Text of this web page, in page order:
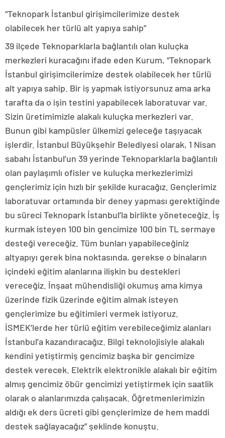
“Teknopark İstanbul girişimcilerimize destek
olabilecek her türlü alt yapıya sahip”
39 ilçede Teknoparklarla bağlantılı olan kuluçka
merkezleri kuracağını ifade eden Kurum, “Teknopark
İstanbul girişimcilerimize destek olabilecek her türlü
alt yapıya sahip. Bir iş yapmak istiyorsunuz ama arka
tarafta da o işin testini yapabilecek laboratuvar var.
Sizin üretimimizle alakalı kuluçka merkezleri var.
Bunun gibi kampüsler ülkemizi geleceğe taşıyacak
işlerdir. İstanbul Büyükşehir Belediyesi olarak, 1 Nisan
sabahı İstanbul’un 39 yerinde Teknoparklarla bağlantılı
olan paylaşımlı ofisler ve kuluçka merkezlerimizi
gençlerimiz için hızlı bir şekilde kuracağız. Gençlerimiz
laboratuvar ortamında bir deney yapması gerektiğinde
bu süreci Teknopark İstanbul’la birlikte yöneteceğiz. İş
kurmak isteyen 100 bin gencimize 100 bin TL sermaye
desteği vereceğiz. Tüm bunları yapabileceğiniz
altyapıyı gerek bina noktasında, gerekse o binaların
içindeki eğitim alanlarına ilişkin bu destekleri
vereceğiz. İnşaat mühendisliği okumuş ama kimya
üzerinde fizik üzerinde eğitim almak isteyen
gençlerimize bu eğitimleri vermek istiyoruz.
İSMEK’lerde her türlü eğitim verebileceğimiz alanları
İstanbul’a kazandıracağız. Bilgi teknolojisiyle alakalı
kendini yetiştirmiş gencimiz başka bir gencimize
destek verecek. Elektrik elektronikle alakalı bir eğitim
almış gencimiz öbür gencimizi yetiştirmek için saatlik
olarak o alanlarımızda çalışacak. Öğretmenlerimizin
aldığı ek ders ücreti gibi gençlerimize de hem maddi
destek sağlayacağız” şeklinde konuştu.